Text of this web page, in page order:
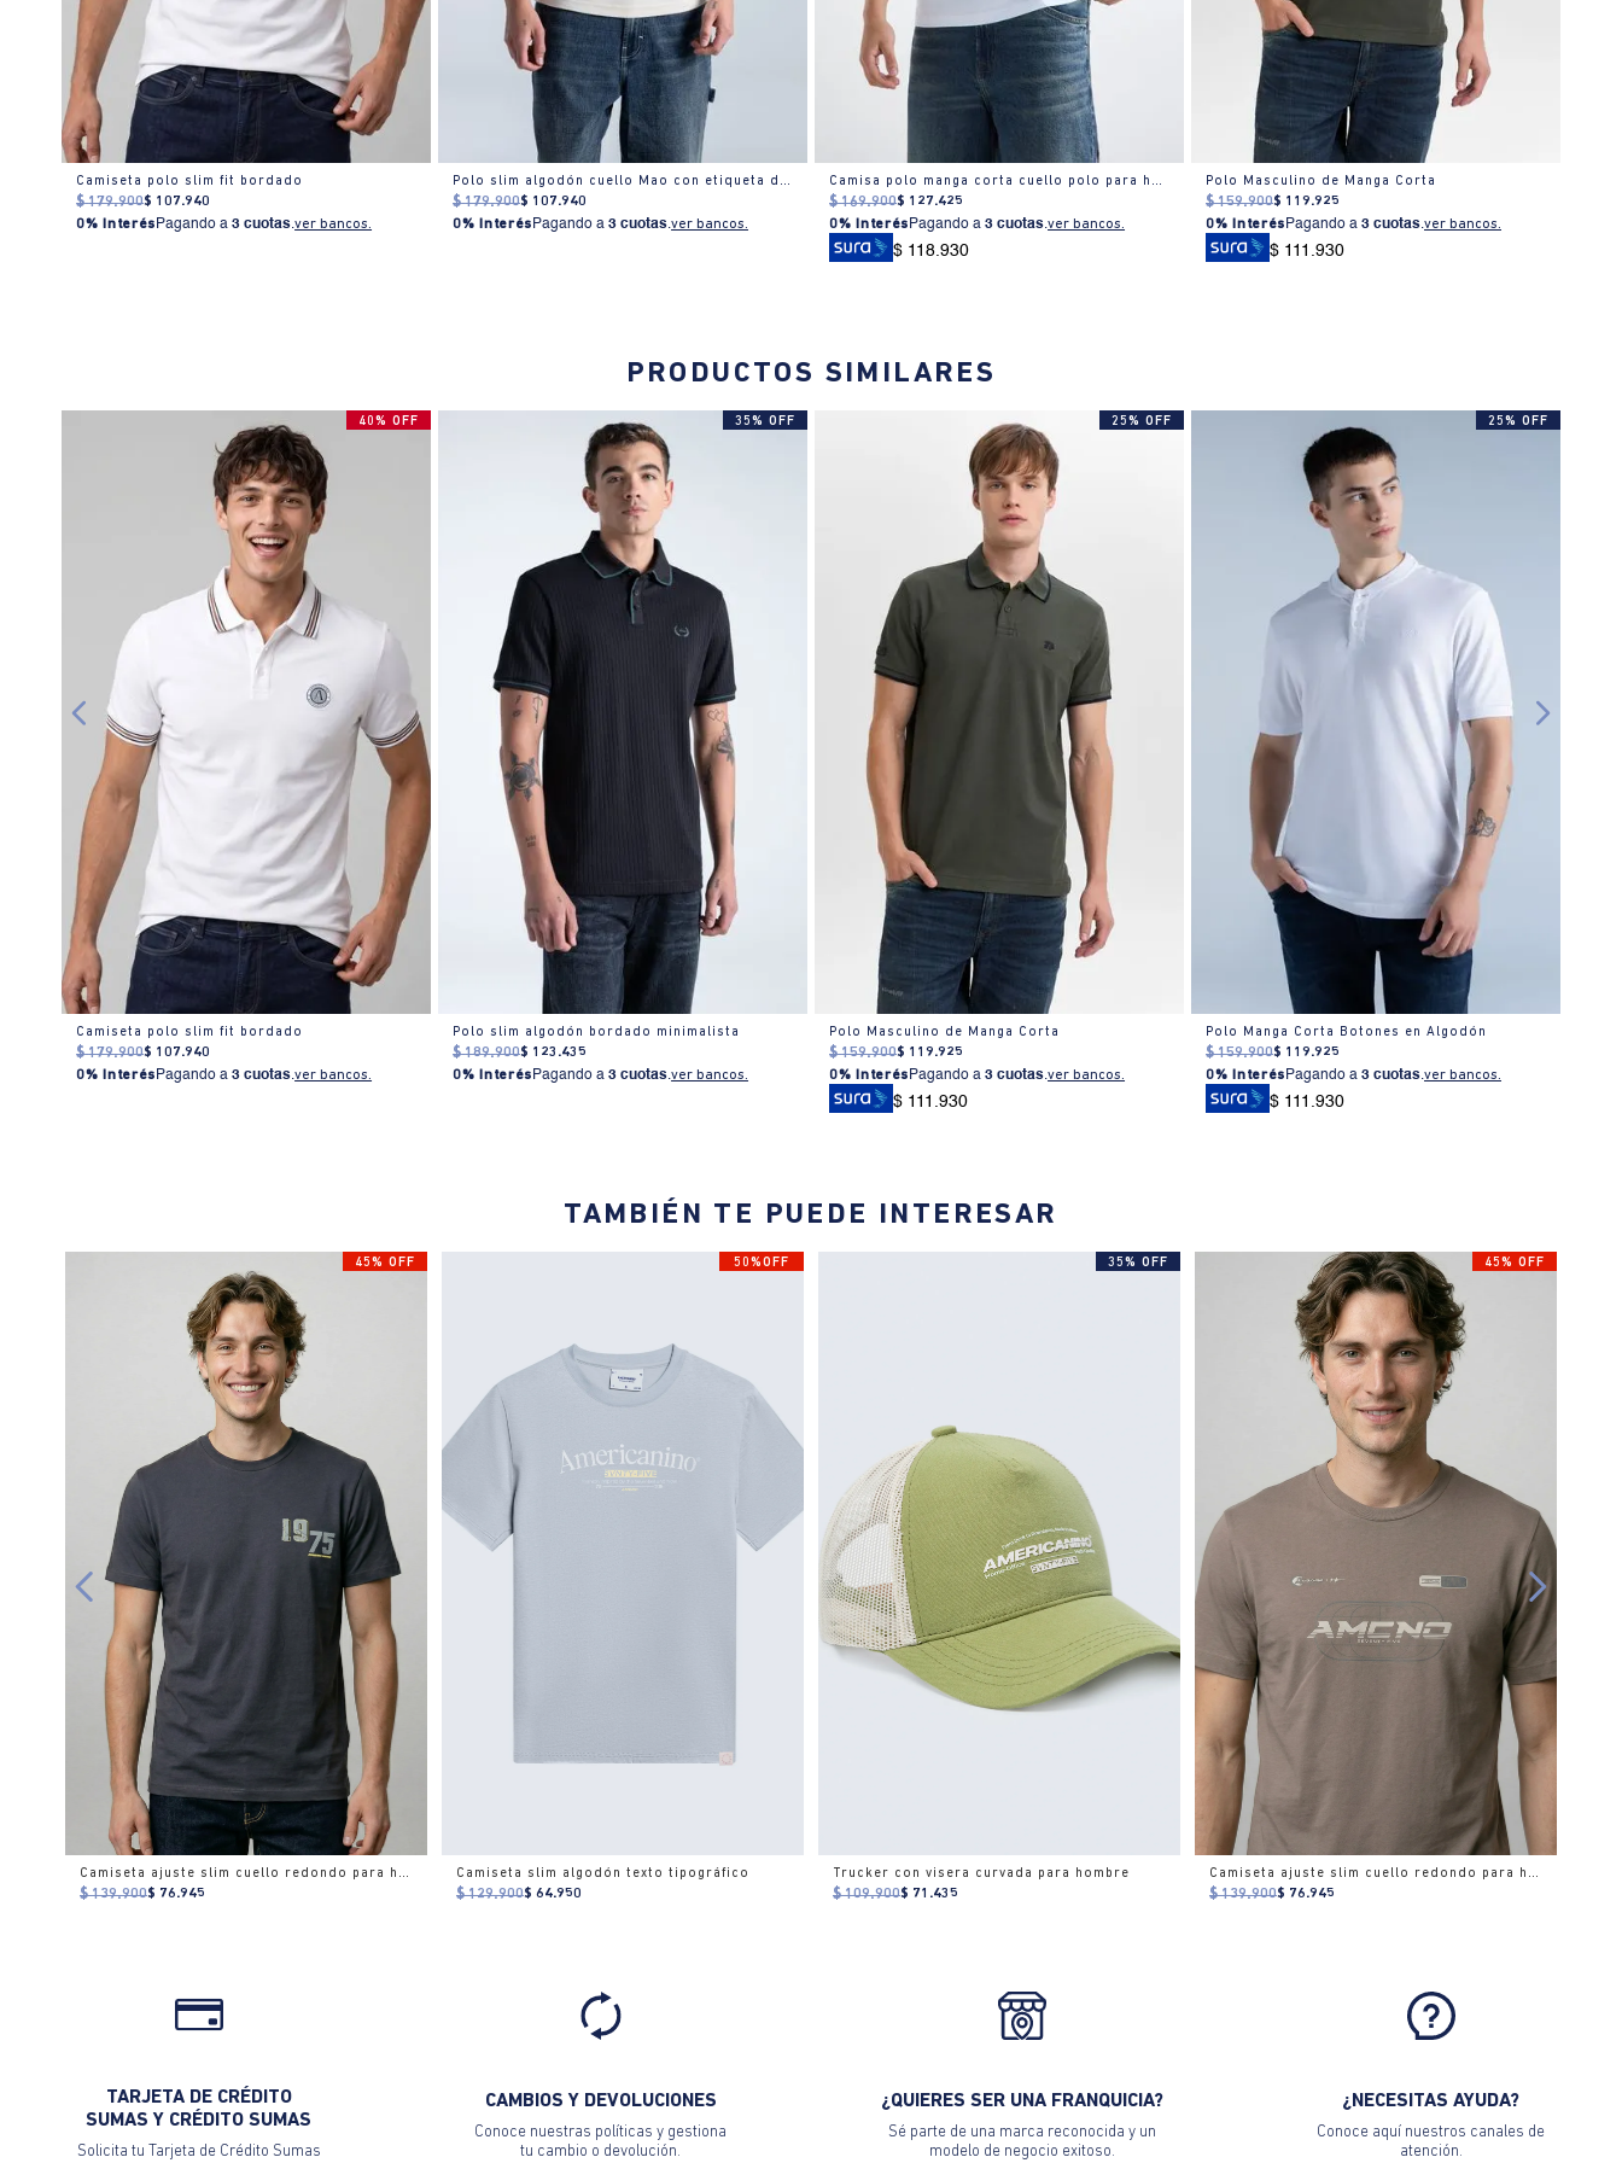
Camiseta polo slim fit bordado
$ 179.900$ 107.940
0% Interés Pagando a3 cuotas.ver bancos.
Polo slim algodón cuello Mao con etiqueta discreta
$ 179.900$ 107.940
0% Interés Pagando a3 cuotas.ver bancos.
Camisa polo manga corta cuello polo para hombre
$ 169.900$ 127.425
0% Interés Pagando a3 cuotas.ver bancos.
$ 118.930
Polo Masculino de Manga Corta
$ 159.900$ 119.925
0% Interés Pagando a3 cuotas.ver bancos.
$ 111.930
PRODUCTOS SIMILARES
40% OFF
Camiseta polo slim fit bordado
$ 179.900$ 107.940
0% Interés Pagando a3 cuotas.ver bancos.
35% OFF
Polo slim algodón bordado minimalista
$ 189.900$ 123 .435
0% Interés Pagando a3 cuotas.ver bancos.
25% OFF
Polo Masculino de Manga Corta
$ 159.900$ 119.925
0% Interés Pagando a3 cuotas.ver bancos.
$ 111.930
25% OFF
Polo Manga Corta Botones en Algodón
$ 159.900$ 119.925
0% Interés Pagando a3 cuotas.ver bancos.
$ 111.930
TAMBIÉN TE PUEDE INTERESAR
45% OFF
Camiseta ajuste slim cuello redondo para hombre
$ 139.900$ 76.945
50%OFF
Camiseta slim algodón texto tipográfico
$ 129.900$ 64.950
35% OFF
Trucker con visera curvada para hombre
$ 109.900$ 71.435
45% OFF
Camiseta ajuste slim cuello redondo para hombre
$ 139.900$ 76.945
TARJETA DE CRÉDITO
SUMAS Y CRÉDITO SUMAS
Solicita tu Tarjeta de Crédito Sumas
CAMBIOS Y DEVOLUCIONES
Conoce nuestras políticas y gestiona
tu cambio o devolución.
¿QUIERES SER UNA FRANQUICIA?
Sé parte de una marca reconocida y un
modelo de negocio exitoso.
¿NECESITAS AYUDA?
Conoce aquí nuestros canales de
atención.